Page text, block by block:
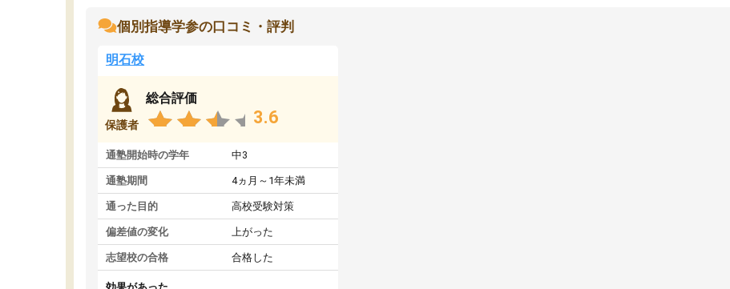
個別指導学参の口コミ・評判
明石校
保護者
総合評価
3.6
通塾開始時の学年 中3
通塾期間 4ヵ月～1年未満
通った目的 高校受験対策
偏差値の変化 上がった
志望校の合格 合格した
効果があった